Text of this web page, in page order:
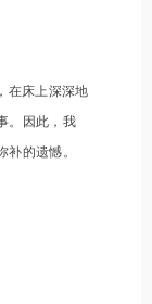
在床上深深地
。因此，我
的遗憾。